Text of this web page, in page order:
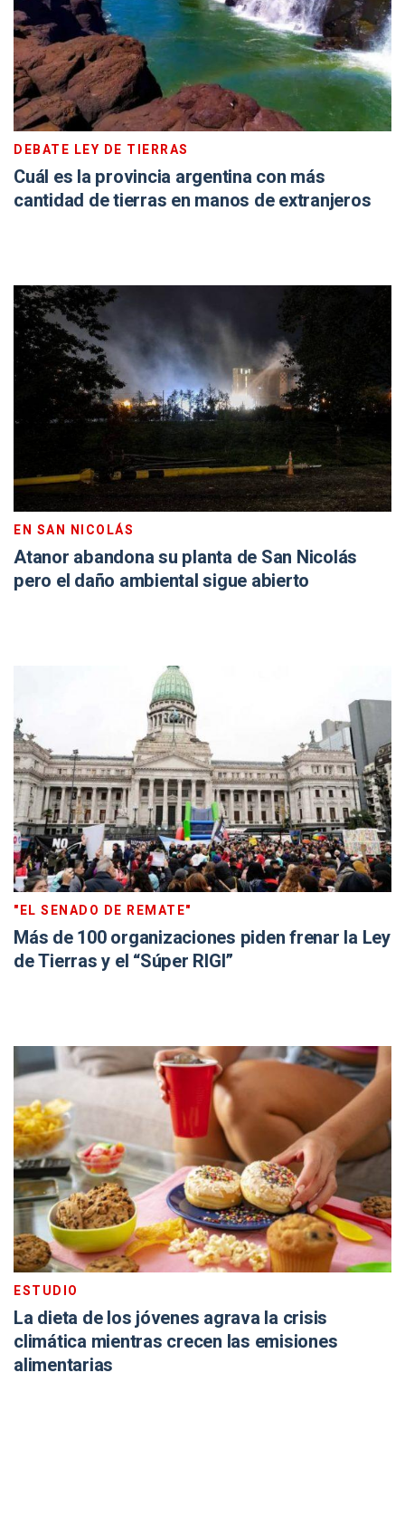
DEBATE LEY DE TIERRAS
Cuál es la provincia argentina con más
cantidad de tierras en manos de extranjeros
EN SAN NICOLÁS
Atanor abandona su planta de San Nicolás
pero el daño ambiental sigue abierto
"EL SENADO DE REMATE"
Más de 100 organizaciones piden frenar la Ley
de Tierras y el “Súper RIGI”
ESTUDIO
La dieta de los jóvenes agrava la crisis
climática mientras crecen las emisiones
alimentarias